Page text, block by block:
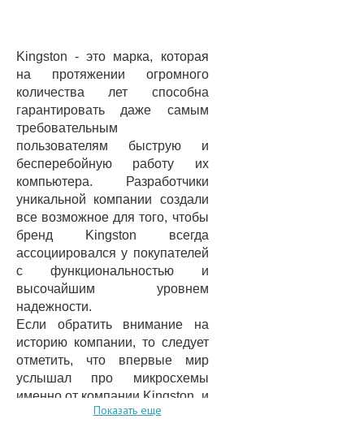
Kingston - это марка, которая
на протяжении огромного
количества лет способна
гарантировать даже самым
требовательным
пользователям быструю и
бесперебойную работу их
компьютера. Разработчики
уникальной компании создали
все возможное для того, чтобы
бренд Kingston всегда
ассоциировался у покупателей
с функциональностью и
высочайшим уровнем
надежности.
Если обратить внимание на
историю компании, то следует
отметить, что впервые мир
услышал про микросхемы
именно от компании Kingston, и
произошло данное событие в
Показать еще